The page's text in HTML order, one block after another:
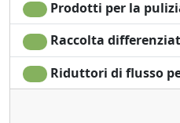
Prodotti per la
Raccolta
Riduttori di flusso